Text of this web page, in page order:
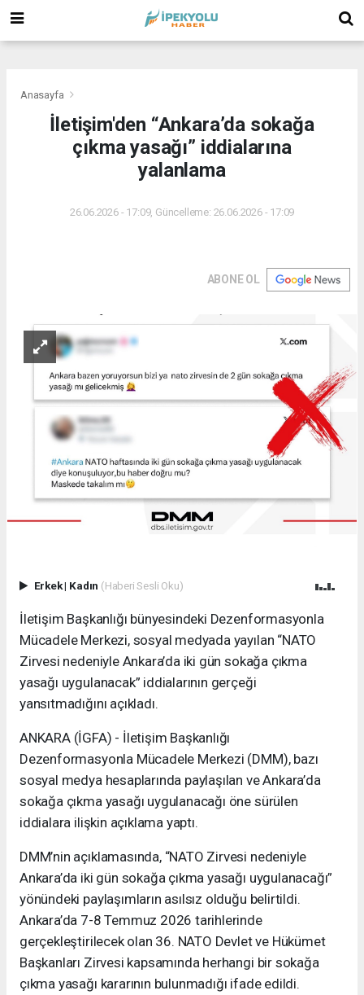
Anasayfa
İletişim'den “Ankara’da sokağa
çıkma yasağı” iddialarına
yalanlama
26.06.2026 - 17:09, Güncelleme: 26.06.2026 - 17:09
ABONE OL
Erkek| Kadın (Haberi Sesli Oku)
İletişim Başkanlığı bünyesindeki Dezenformasyonla
Mücadele Merkezi, sosyal medyada yayılan “NATO
Zirvesi nedeniyle Ankara’da iki gün sokağa çıkma
yasağı uygulanacak” iddialarının gerçeği
yansıtmadığını açıkladı.
ANKARA (İGFA) - İletişim Başkanlığı
Dezenformasyonla Mücadele Merkezi (DMM), bazı
sosyal medya hesaplarında paylaşılan ve Ankara’da
sokağa çıkma yasağı uygulanacağı öne sürülen
iddialara ilişkin açıklama yaptı.
DMM’nin açıklamasında, “NATO Zirvesi nedeniyle
Ankara’da iki gün sokağa çıkma yasağı uygulanacağı”
yönündeki paylaşımların asılsız olduğu belirtildi.
Ankara’da 7-8 Temmuz 2026 tarihlerinde
gerçekleştirilecek olan 36. NATO Devlet ve Hükümet
Başkanları Zirvesi kapsamında herhangi bir sokağa
çıkma yasağı kararının bulunmadığı ifade edildi.